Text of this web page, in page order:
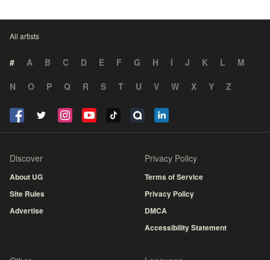
All artists
# A B C D E F G H I J K L
M
N
O P Q R S T U V W X Y Z
Discover
About UG
Site Rules
Advertise
Privacy Policy
Terms of Service
Privacy Policy
DMCA
Accessibility Statement